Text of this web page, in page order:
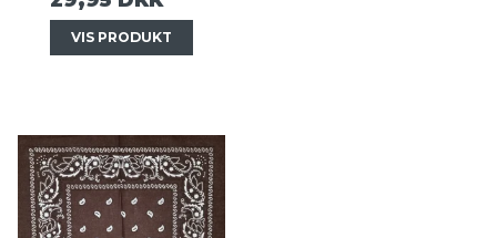
VIS PRODUKT